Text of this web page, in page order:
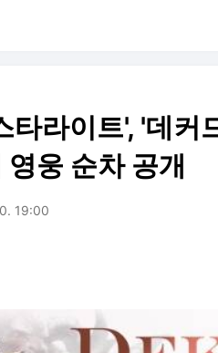
타라이트', '데커
웅 순차 공개
19:00